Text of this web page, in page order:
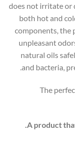
does not irritate or
both hot and
components, the
unpleasant
natural oils
and bacteria,
The
A product